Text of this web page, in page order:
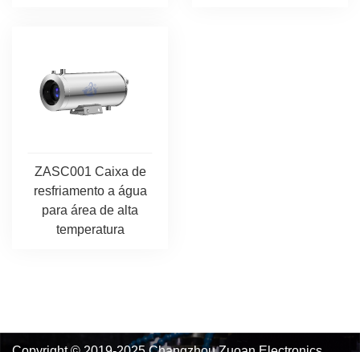
ZASC001 Caixa de
resfriamento a água
para área de alta
temperatura